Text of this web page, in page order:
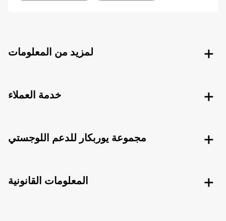
لمزيد من المعلومات
خدمة العملاء
مجموعة يوربكار للدعم اللوجستي
المعلومات القانونية